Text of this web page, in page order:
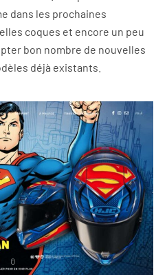
dans les prochaines
coques et encore un peu
bon nombre de nouvelles
déjà existants.